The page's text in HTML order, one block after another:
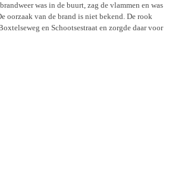
was in de buurt, zag de vlammen en was
oorzaak van de brand is niet bekend. De rook
en Schootsestraat en zorgde daar voor